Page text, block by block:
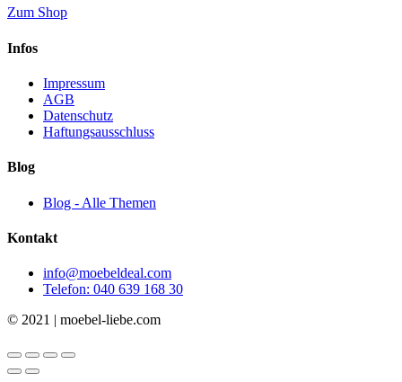
Zum Shop
Infos
Impressum
AGB
Datenschutz
Haftungsausschluss
Blog
Blog - Alle Themen
Kontakt
info@moebeldeal.com
Telefon: 040 639 168 30
© 2021 | moebel-liebe.com